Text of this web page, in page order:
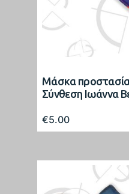
Μάσκα
Σύνθεση Ιωάννα
€5.00